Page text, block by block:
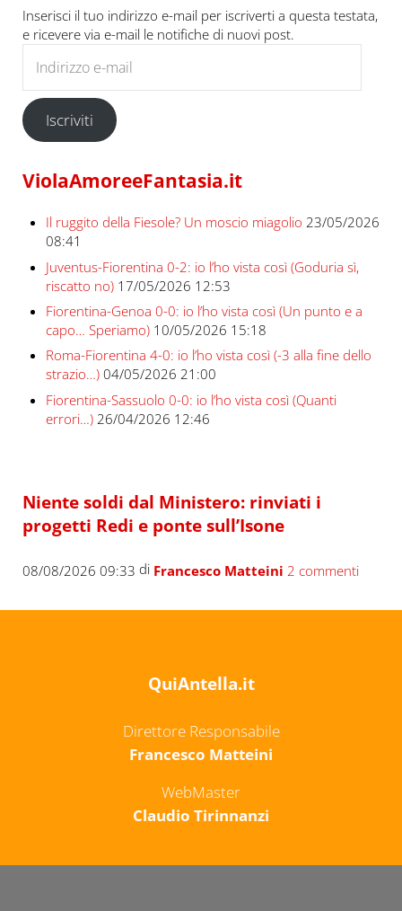
Inserisci il tuo indirizzo e-mail per iscriverti a questa testata,
e ricevere via e-mail le notifiche di nuovi post.
Iscriviti
ViolaAmoreeFantasia.it
Il ruggito della Fiesole? Un moscio miagolio 23/05/2026
08:41
Juventus-Fiorentina 0-2: io l’ho vista così (Goduria sì,
riscatto no) 17/05/2026 12:53
Fiorentina-Genoa 0-0: io l’ho vista così (Un punto e a
capo… Speriamo) 10/05/2026 15:18
Roma-Fiorentina 4-0: io l’ho vista così (-3 alla fine dello
strazio…) 04/05/2026 21:00
Fiorentina-Sassuolo 0-0: io l’ho vista così (Quanti
errori…) 26/04/2026 12:46
Niente soldi dal Ministero: rinviati i
progetti Redi e ponte sull’Isone
08/08/2026 09:33 di Francesco Matteini 2 commenti
QuiAntella.it
Direttore Responsabile
Francesco Matteini
WebMaster
Claudio Tirinnanzi